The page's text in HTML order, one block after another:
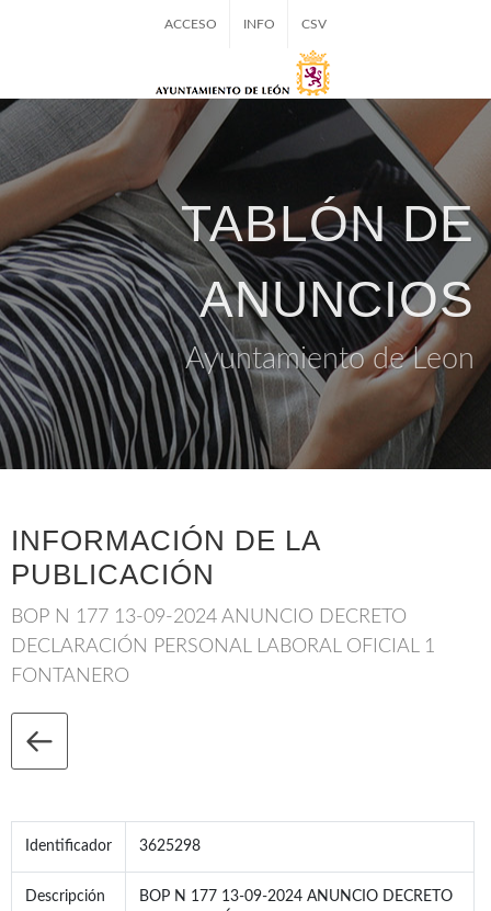
ACCESO INFO CSV
TABLÓN DE
ANUNCIOS
Ayuntamiento de Leon
INFORMACIÓN DE LA
PUBLICACIÓN
BOP N 177 13-09-2024 ANUNCIO DECRETO
DECLARACIÓN PERSONAL LABORAL OFICIAL 1
FONTANERO
Identificador 3625298
Descripción
BOP N 177 13-09-2024 ANUNCIO DECRETO